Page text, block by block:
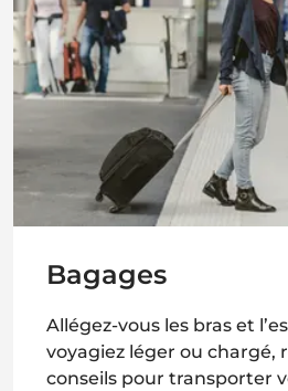
Bagages
Allégez-vous les bras et
voyagiez léger ou chargé,
conseils pour transporter